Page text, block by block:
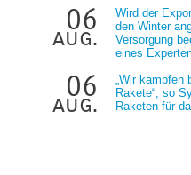
06
aug.
Wird der
den Winter
Versorgung
eines
06
aug.
„Wir
Rakete“, so
Raketen für